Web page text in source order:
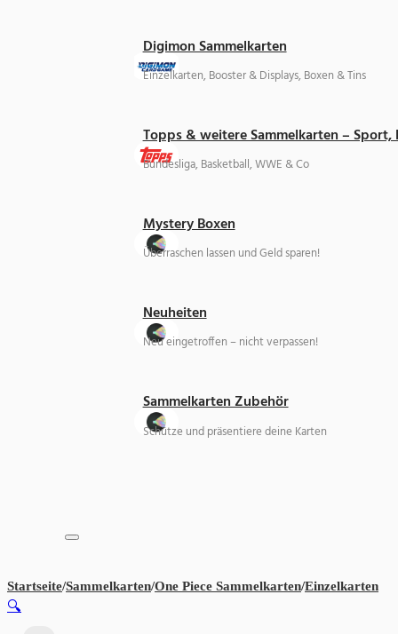
Digimon Sammelkarten
Einzelkarten, Booster & Displays, Boxen & Tins
Topps & weitere Sammelkarten –
Bundesliga, Basketball, WWE & Co
Mystery Boxen
Überraschen lassen und Geld sparen!
Neuheiten
Neu eingetroffen – nicht verpassen!
Sammelkarten Zubehör
Schütze und präsentiere deine Karten
Startseite/Sammelkarten/One Piece Sammelkarten/Einzelkarten
🔍